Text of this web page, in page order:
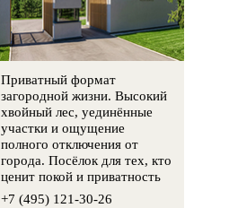
Приватный формат
загородной жизни. Высокий
хвойный лес, уединённые
участки и ощущение
полного отключения от
города. Посёлок для тех, кто
ценит покой и приватность
+7 (495) 121-30-26